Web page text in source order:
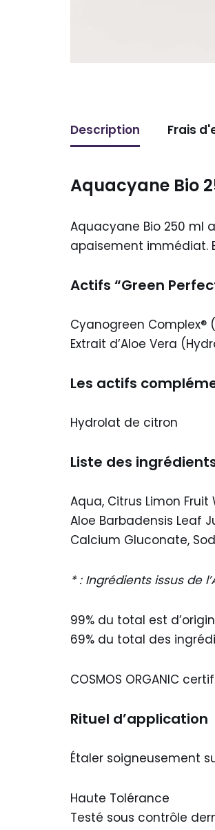
Description Frais
Aquacyane Bio
Aquacyane Bio 250 ml
apaisement immédiat.
Actifs “Green
Cyanogreen Complex®
Extrait d’Aloe Vera
Les actifs
Hydrolat de citron
Liste des
Aqua, Citrus Limon
Aloe Barbadensis Leaf
Calcium Gluconate,
* : Ingrédients issus de
99% du total est
69% du total des
COSMOS ORGANIC
Rituel d’application
Étaler soigneusement
Haute Tolérance
Testé sous contrôle